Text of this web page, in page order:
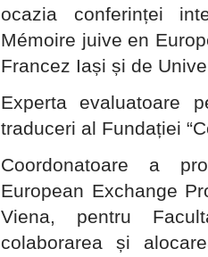
ocazia conferinței
Mémoire juive en
Francez Iași și de
Experta evaluatoare
traduceri al Fundației
Coordonatoare
a
European Exchange
Viena, pentru
colaborarea și